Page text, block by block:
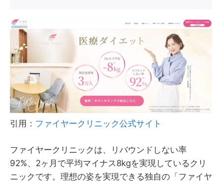
引用： ファイヤークリニック公式サイト
ファイヤークリニックは、リバウンドしない率
92%、2ヶ月で平均マイナス8kgを実現しているクリ
ニックです。理想の姿を実現できる独自の「ファイヤ